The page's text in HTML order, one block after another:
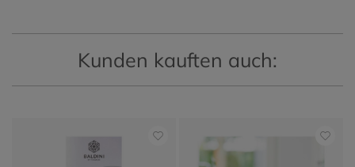
Kunden kauften auch: